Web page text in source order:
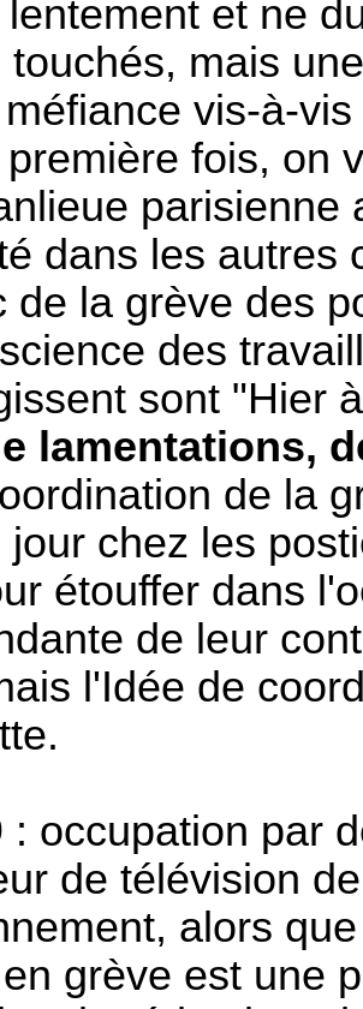
et ne
touchés, mais
vis-à-
fois, on
parisienne
dans les autres
de la grève des
des
sont "Hier
lamentations,
de la
jour chez les
étouffer dans
de leur
l'Idée de
: occupation par
de télévision
alors
grève est une